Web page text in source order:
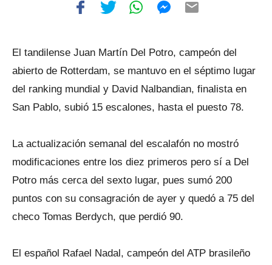
El tandilense Juan Martín Del Potro, campeón del
abierto de Rotterdam, se mantuvo en el séptimo lugar
del ranking mundial y David Nalbandian, finalista en
San Pablo, subió 15 escalones, hasta el puesto 78.
La actualización semanal del escalafón no mostró
modificaciones entre los diez primeros pero sí a Del
Potro más cerca del sexto lugar, pues sumó 200
puntos con su consagración de ayer y quedó a 75 del
checo Tomas Berdych, que perdió 90.
El español Rafael Nadal, campeón del ATP brasileño